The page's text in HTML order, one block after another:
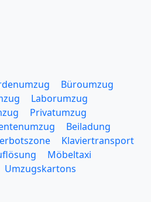
Büroumzug
Laborumzug
Privatumzug
Beiladung
Klaviertransport
Möbeltaxi
Umzugskartons